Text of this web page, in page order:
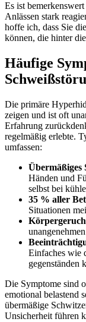
Es ist
Anlässen stark
hoffe ich, dass ⁢Sie
können, die ⁣hinter
Häufige
Die ⁢primäre
zeigen⁣ und⁤ ist oft
Erfahrung
regelmäßig erlebte.
umfassen:
Übermäßiges
Händen ‍und‌
selbst‍ bei
35 % aller
Situationen
Einfaches wie
gegenständen
Die Symptome sind
emotional belastend
übermäßige
Unsicherheit führen